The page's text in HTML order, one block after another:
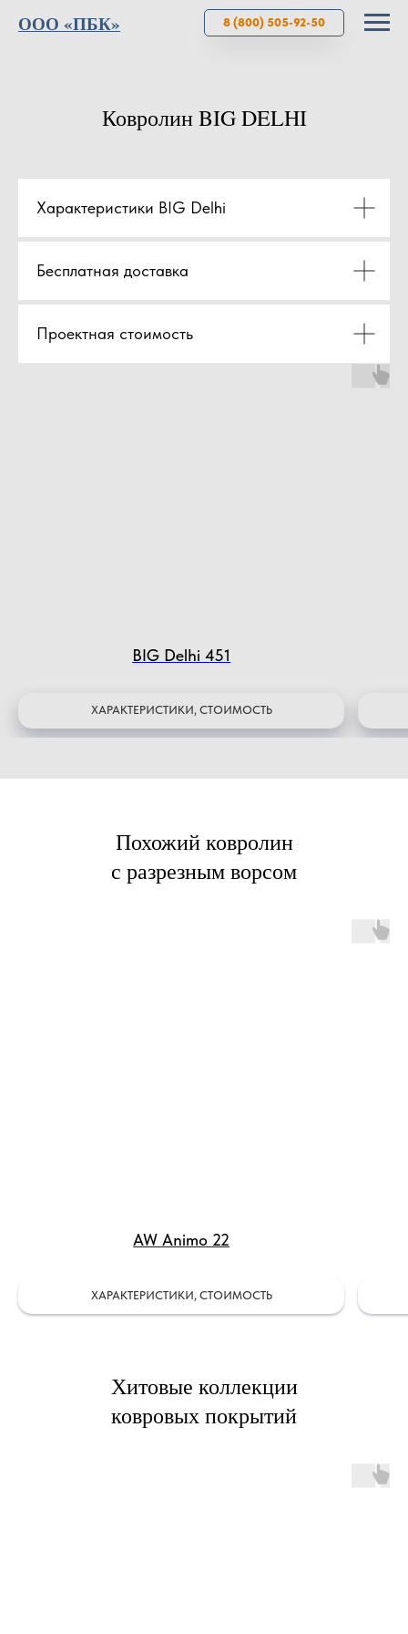
ООО «ПБК» 8 (800) 505-92-50
Ковролин BIG DELHI
Характеристики BIG Delhi
Бесплатная доставка
Проектная стоимость
BIG Delhi 451
ХАРАКТЕРИСТИКИ, СТОИМОСТЬ
Похожий ковролин
с разрезным ворсом
AW Animo 22
ХАРАКТЕРИСТИКИ, СТОИМОСТЬ
Хитовые коллекции
ковровых покрытий